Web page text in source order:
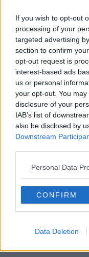
If you wish to opt-out
processing of your
targeted advertising
section to confirm
opt-out request is
interest-based ads
us or personal
your opt-out. You
disclosure of your
IAB’s list of
also be disclosed by
Downstream
Personal Data
CONFIRM
Data Deletion
Questa settimana:
I lavori più
Personale Non
Del Verde15
Braccianti
Operai Addetti Ai
Conduttori di
Orario Lavoro
Full Time 153
Lavoro Nel Fine
Tipologia
Lavoro a Tempo
Lavoro a Tempo
Apprendistato
Posizioni